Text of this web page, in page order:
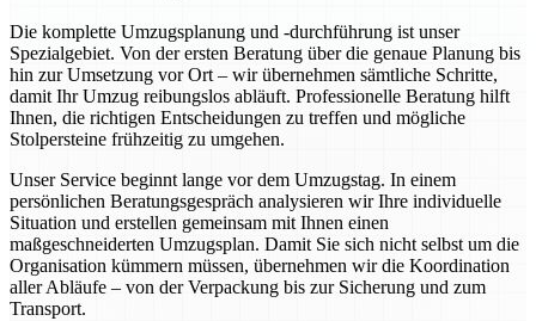
Die komplette Umzugsplanung und -durchführung ist unser
Spezialgebiet. Von der ersten Beratung über die genaue Planung bis
hin zur Umsetzung vor Ort – wir übernehmen sämtliche Schritte,
damit Ihr Umzug reibungslos abläuft. Professionelle Beratung hilft
Ihnen, die richtigen Entscheidungen zu treffen und mögliche
Stolpersteine frühzeitig zu umgehen.
Unser Service beginnt lange vor dem Umzugstag. In einem
persönlichen Beratungsgespräch analysieren wir Ihre individuelle
Situation und erstellen gemeinsam mit Ihnen einen
maßgeschneiderten Umzugsplan. Damit Sie sich nicht selbst um die
Organisation kümmern müssen, übernehmen wir die Koordination
aller Abläufe – von der Verpackung bis zur Sicherung und zum
Transport.